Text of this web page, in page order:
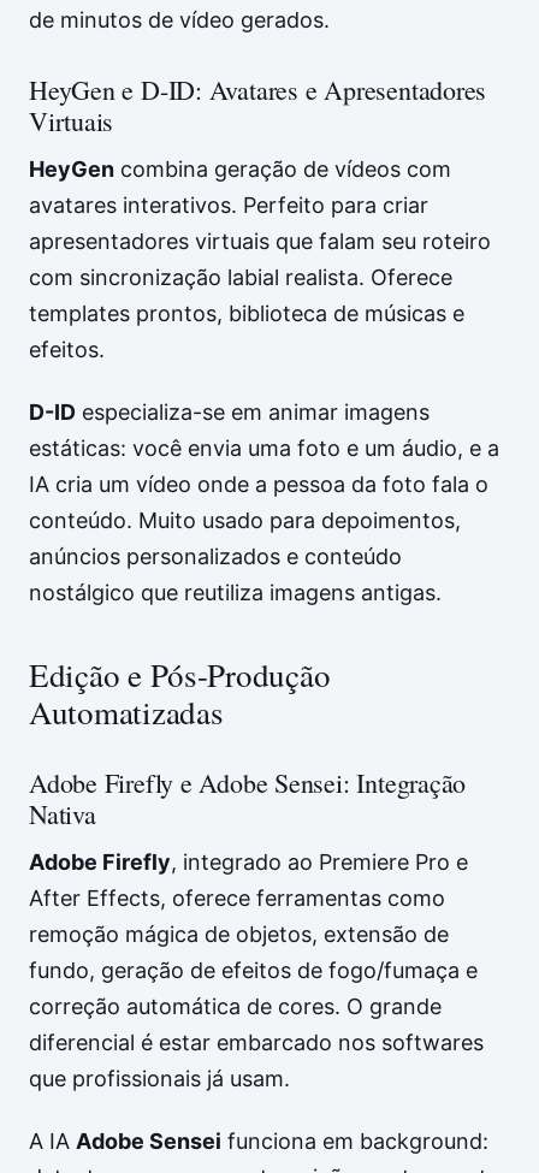
de minutos de vídeo gerados.
HeyGen e D-ID: Avatares e Apresentadores
Virtuais
HeyGen combina geração de vídeos com
avatares interativos. Perfeito para criar
apresentadores virtuais que falam seu roteiro
com sincronização labial realista. Oferece
templates prontos, biblioteca de músicas e
efeitos.
D-ID especializa-se em animar imagens
estáticas: você envia uma foto e um áudio, e a
IA cria um vídeo onde a pessoa da foto fala o
conteúdo. Muito usado para depoimentos,
anúncios personalizados e conteúdo
nostálgico que reutiliza imagens antigas.
Edição e Pós-Produção
Automatizadas
Adobe Firefly e Adobe Sensei: Integração
Nativa
Adobe Firefly, integrado ao Premiere Pro e
After Effects, oferece ferramentas como
remoção mágica de objetos, extensão de
fundo, geração de efeitos de fogo/fumaça e
correção automática de cores. O grande
diferencial é estar embarcado nos softwares
que profissionais já usam.
A IA Adobe Sensei funciona em background: